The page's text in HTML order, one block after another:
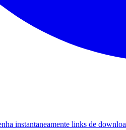
instantaneamente links de